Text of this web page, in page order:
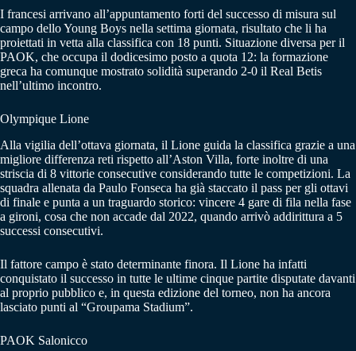
I francesi arrivano all’appuntamento forti del successo di misura sul
campo dello Young Boys nella settima giornata, risultato che li ha
proiettati in vetta alla classifica con 18 punti. Situazione diversa per il
PAOK, che occupa il dodicesimo posto a quota 12: la formazione
greca ha comunque mostrato solidità superando 2-0 il Real Betis
nell’ultimo incontro.
Olympique Lione
Alla vigilia dell’ottava giornata, il Lione guida la classifica grazie a una
migliore differenza reti rispetto all’Aston Villa, forte inoltre di una
striscia di 8 vittorie consecutive considerando tutte le competizioni. La
squadra allenata da Paulo Fonseca ha già staccato il pass per gli ottavi
di finale e punta a un traguardo storico: vincere 4 gare di fila nella fase
a gironi, cosa che non accade dal 2022, quando arrivò addirittura a 5
successi consecutivi.
Il fattore campo è stato determinante finora. Il Lione ha infatti
conquistato il successo in tutte le ultime cinque partite disputate davanti
al proprio pubblico e, in questa edizione del torneo, non ha ancora
lasciato punti al “Groupama Stadium”.
PAOK Salonicco